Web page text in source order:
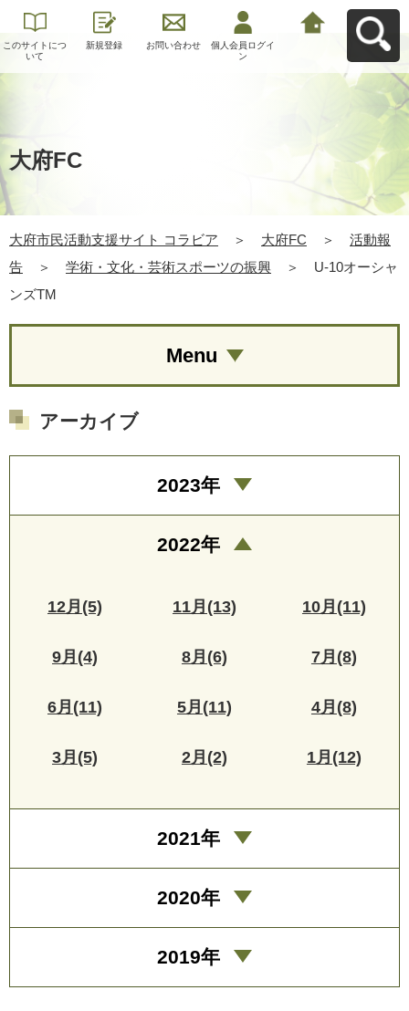
このサイトにつ
いて
新規登録 お問い合わせ
個人会員ログイ
ン
大府FC
大府市民活動支援サイト コラビア ＞ 大府FC ＞
活動報
告
＞ 学術・文化・芸術スポーツの振興 ＞
U-10オーシャ
ンズTM
Menu
アーカイブ
2023年
2022年
12月(5) 11月(13) 10月(11)
9月(4) 8月(6) 7月(8)
6月(11) 5月(11) 4月(8)
3月(5) 2月(2) 1月(12)
2021年
2020年
2019年